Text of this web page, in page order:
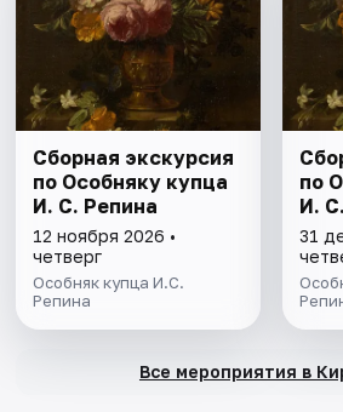
Сборная экскурсия
по Особняку купца
И. С. Репина
12 ноября 2026 •
четверг
Особняк купца И.С.
Репина
по
И.
31
Все мероприятия в